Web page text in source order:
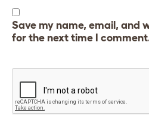
Save my name, email, and
for the next time I